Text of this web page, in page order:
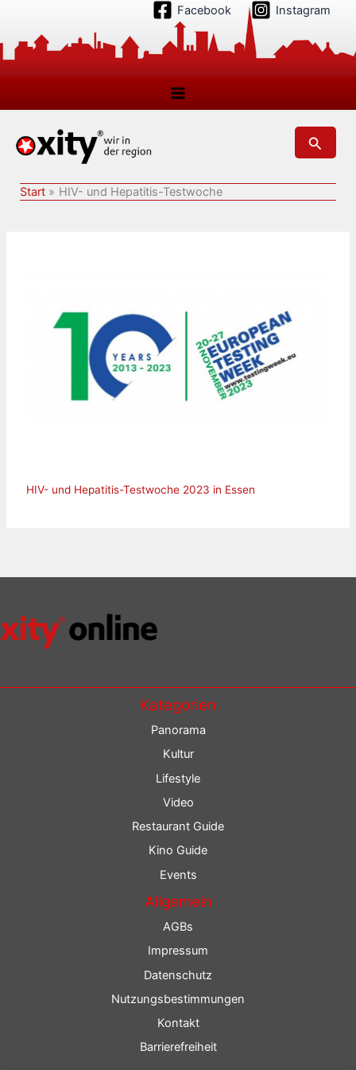
springen
Facebook Instagram
Suchen
Start HIV- und Hepatitis-Testwoche
HIV- und Hepatitis-Testwoche 2023 in Essen
Kategorien
Panorama
Kultur
Lifestyle
Video
Restaurant Guide
Kino Guide
Events
Allgemein
AGBs
Impressum
Datenschutz
Nutzungsbestimmungen
Kontakt
Barrierefreiheit